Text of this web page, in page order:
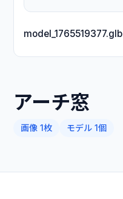
model_1765519377.glb
アーチ窓
画像 1枚 モデル 1個